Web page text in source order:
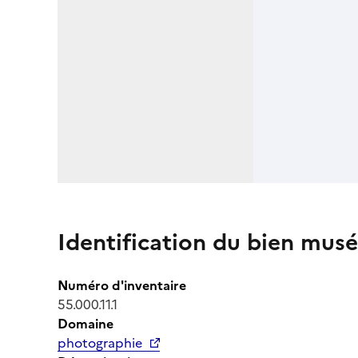
Identification du bien
Numéro d'inventaire
55.000.11.1
Domaine
photographie